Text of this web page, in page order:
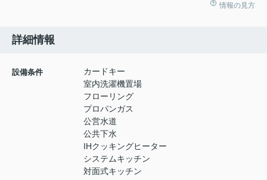
情報の見方
詳細情報
設備条件
カードキー
室内洗濯機置場
フローリング
プロパンガス
公営水道
公共下水
IHクッキングヒーター
システムキッチン
対面式キッチン